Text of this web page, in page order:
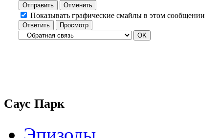
Отправить Отменить
Показывать графические смайлы в этом сообщении
Саус Парк